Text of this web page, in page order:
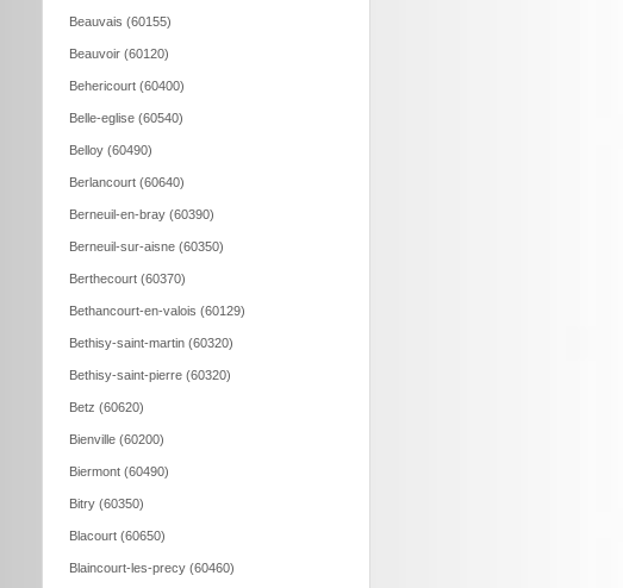
Beauvais (60155)
Beauvoir (60120)
Behericourt (60400)
Belle-eglise (60540)
Belloy (60490)
Berlancourt (60640)
Berneuil-en-bray (60390)
Berneuil-sur-aisne (60350)
Berthecourt (60370)
Bethancourt-en-valois (60129)
Bethisy-saint-martin (60320)
Bethisy-saint-pierre (60320)
Betz (60620)
Bienville (60200)
Biermont (60490)
Bitry (60350)
Blacourt (60650)
Blaincourt-les-precy (60460)